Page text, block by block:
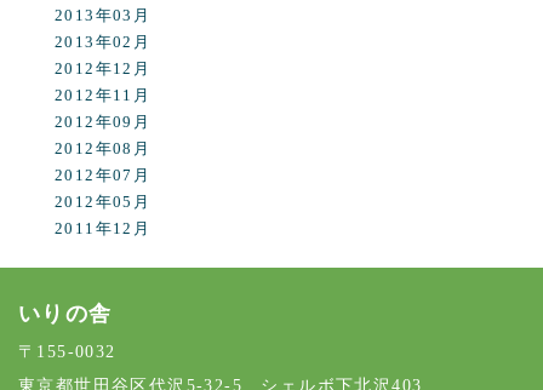
2013年03月
2013年02月
2012年12月
2012年11月
2012年09月
2012年08月
2012年07月
2012年05月
2011年12月
いりの舎
〒155-0032
東京都世田谷区代沢5-32-5 シェルボ下北沢403